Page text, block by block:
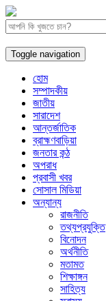
Toggle navigation
হোম
সম্পাদকীয়
জাতীয়
সারাদেশ
আন্তর্জাতিক
ব্রাহ্মণবাড়িয়া
জনতার কন্ঠ
অপরাধ
প্রবাসী খবর
সোসাল মিডিয়া
অন্যান্য
রাজনীতি
তথ্যপ্রযুক্তি
বিনোদন
অর্থনীতি
মতামত
শিক্ষাঙ্গন
সাহিত্য